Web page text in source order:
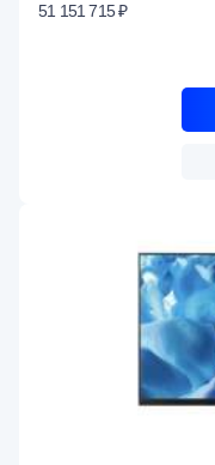
51 151 715 ₽